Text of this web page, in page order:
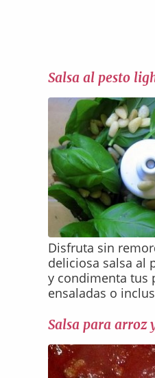
Salsa al pesto
Disfruta sin
deliciosa salsa al
y condimenta tus
ensaladas o
Salsa para arroz